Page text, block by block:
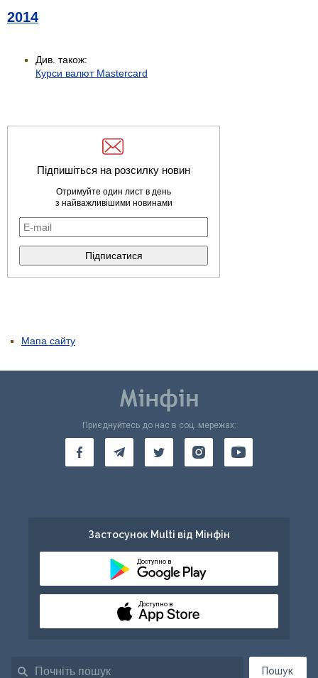
2014
Див. також:
Курси валют Mastercard
Підпишіться на розсилку новин
Отримуйте один лист в день
з найважливішими новинами
Мапа сайту
Пошук
Приєднуйтесь до нас в соц. мережах:
Застосунок Multi від Мінфін
Доступно в
Доступно в